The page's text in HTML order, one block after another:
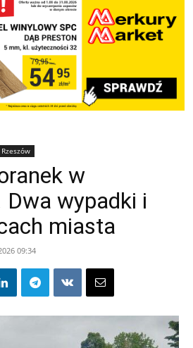
Rzeszów
w
Dwa wypadki i
miasta
09:34